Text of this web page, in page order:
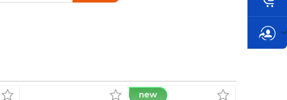
new